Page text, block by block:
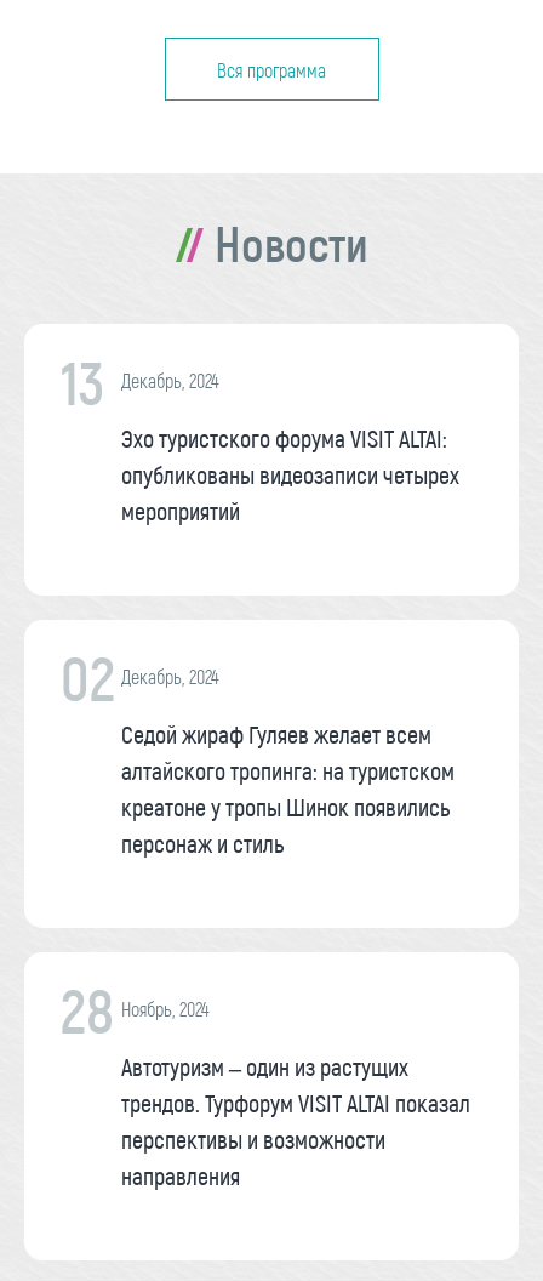
Вся программа
Новости
13 Декабрь, 2024
Эхо туристского форума VISIT ALTAI:
опубликованы видеозаписи четырех
мероприятий
02 Декабрь, 2024
Седой жираф Гуляев желает всем
алтайского тропинга: на туристском
креатоне у тропы Шинок появились
персонаж и стиль
28 Ноябрь, 2024
Автотуризм – один из растущих
трендов. Турфорум VISIT ALTAI показал
перспективы и возможности
направления